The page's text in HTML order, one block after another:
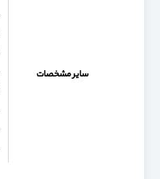
سایر مشخصات